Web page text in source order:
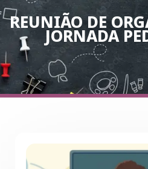
REUNIÃO DE
JORNADA